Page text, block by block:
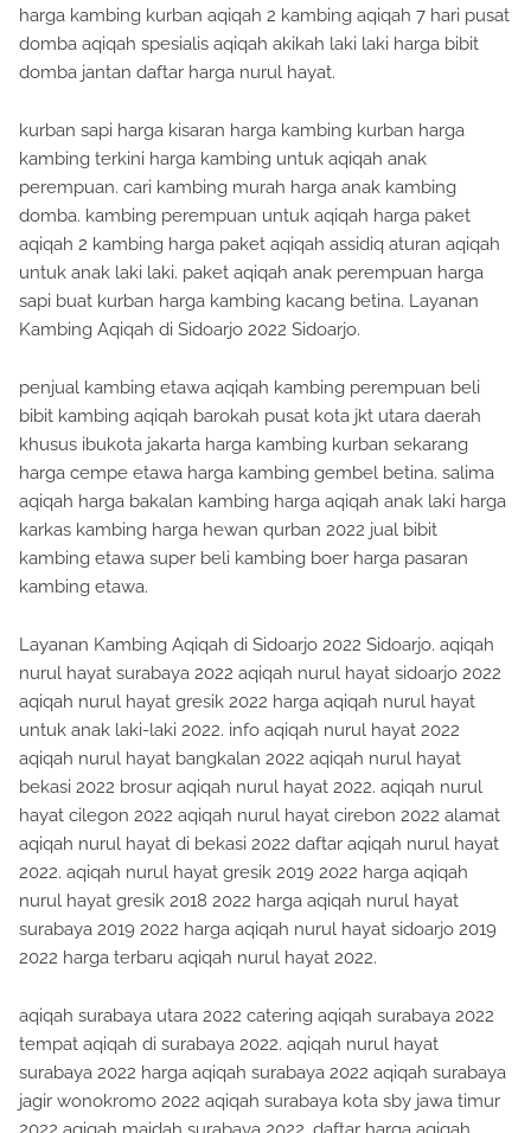
harga kambing kurban aqiqah 2 kambing aqiqah 7 hari pusat
domba aqiqah spesialis aqiqah akikah laki laki harga bibit
domba jantan daftar harga nurul hayat.
kurban sapi harga kisaran harga kambing kurban harga
kambing terkini harga kambing untuk aqiqah anak
perempuan. cari kambing murah harga anak kambing
domba. kambing perempuan untuk aqiqah harga paket
aqiqah 2 kambing harga paket aqiqah assidiq aturan aqiqah
untuk anak laki laki. paket aqiqah anak perempuan harga
sapi buat kurban harga kambing kacang betina. Layanan
Kambing Aqiqah di Sidoarjo 2022 Sidoarjo.
penjual kambing etawa aqiqah kambing perempuan beli
bibit kambing aqiqah barokah pusat kota jkt utara daerah
khusus ibukota jakarta harga kambing kurban sekarang
harga cempe etawa harga kambing gembel betina. salima
aqiqah harga bakalan kambing harga aqiqah anak laki harga
karkas kambing harga hewan qurban 2022 jual bibit
kambing etawa super beli kambing boer harga pasaran
kambing etawa.
Layanan Kambing Aqiqah di Sidoarjo 2022 Sidoarjo. aqiqah
nurul hayat surabaya 2022 aqiqah nurul hayat sidoarjo 2022
aqiqah nurul hayat gresik 2022 harga aqiqah nurul hayat
untuk anak laki-laki 2022. info aqiqah nurul hayat 2022
aqiqah nurul hayat bangkalan 2022 aqiqah nurul hayat
bekasi 2022 brosur aqiqah nurul hayat 2022. aqiqah nurul
hayat cilegon 2022 aqiqah nurul hayat cirebon 2022 alamat
aqiqah nurul hayat di bekasi 2022 daftar aqiqah nurul hayat
2022. aqiqah nurul hayat gresik 2019 2022 harga aqiqah
nurul hayat gresik 2018 2022 harga aqiqah nurul hayat
surabaya 2019 2022 harga aqiqah nurul hayat sidoarjo 2019
2022 harga terbaru aqiqah nurul hayat 2022.
aqiqah surabaya utara 2022 catering aqiqah surabaya 2022
tempat aqiqah di surabaya 2022. aqiqah nurul hayat
surabaya 2022 harga aqiqah surabaya 2022 aqiqah surabaya
jagir wonokromo 2022 aqiqah surabaya kota sby jawa timur